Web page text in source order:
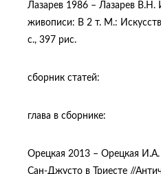
Лазарев 1986 – Лазарев В.Н.
живописи: В 2 т. М.:
с., 397 рис.
сборник статей:
глава в сборнике:
Орецкая 2013 – Орецкая
Сан-Джусто в Триесте //